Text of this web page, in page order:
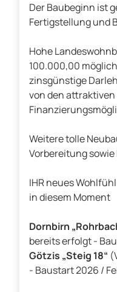
Der Baubeginn ist
Fertigstellung und
Hohe
100.000,00
zinsgünstige
von den attraktiven
Weitere tolle
Vorbereitung
IHR neues
in diesem Moment
Dornbirn
bereits erfolgt -
Götzis „Steig 18“
- Baustart 2026 /